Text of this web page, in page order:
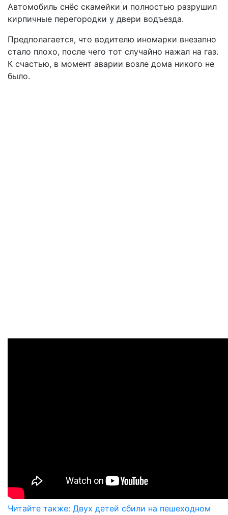
Автомобиль снёс скамейки и полностью разрушил
кирпичные перегородки у двери водъезда.
Предполагается, что водителю иномарки внезапно
стало плохо, после чего тот случайно нажал на газ.
К счастью, в момент аварии возле дома никого не
было.
Читайте также: Двух детей сбили на пешеходном